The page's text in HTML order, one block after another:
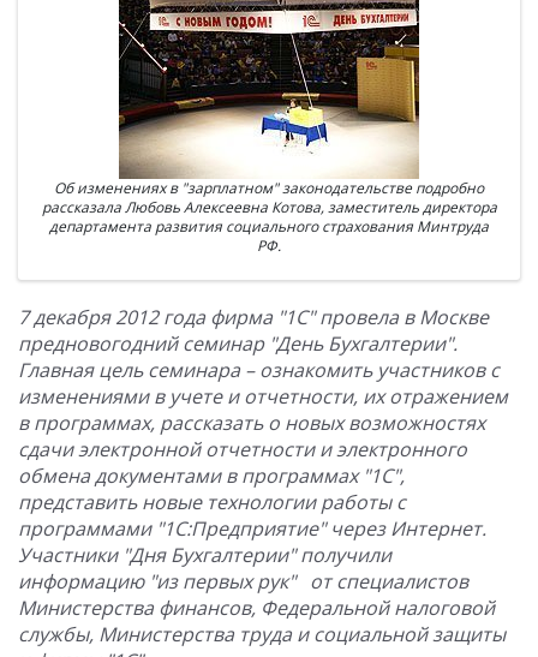
Об изменениях в "зарплатном" законодательстве подробно
рассказала Любовь Алексеевна Котова, заместитель директора
департамента развития социального страхования Минтруда
РФ.
7 декабря 2012 года фирма "1С" провела в Москве
предновогодний семинар "День Бухгалтерии".
Главная цель семинара – ознакомить участников с
изменениями в учете и отчетности, их отражением
в программах, рассказать о новых возможностях
сдачи электронной отчетности и электронного
обмена документами в программах "1С",
представить новые технологии работы с
программами "1С:Предприятие" через Интернет.
Участники "Дня Бухгалтерии" получили
информацию "из первых рук" от специалистов
Министерства финансов, Федеральной налоговой
службы, Министерства труда и социальной защиты